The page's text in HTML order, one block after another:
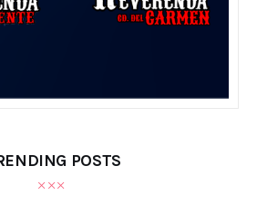
POSTS